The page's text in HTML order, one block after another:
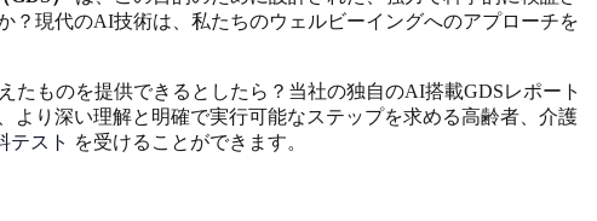
？現代のAI技術は、私たちのウェルビーイングへのアプローチを
ものを提供できるとしたら？当社の独自のAI搭載GDSレポート
より深い理解と明確で実行可能なステップを求める高齢者、介護
テスト を受けることができます。